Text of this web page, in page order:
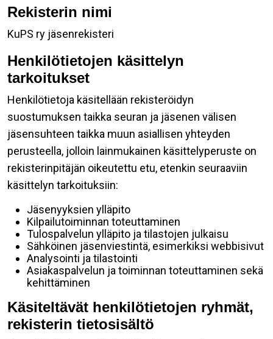
Rekisterin nimi
KuPS ry jäsenrekisteri
Henkilötietojen käsittelyn
tarkoitukset
Henkilötietoja käsitellään rekisteröidyn
suostumuksen taikka seuran ja jäsenen välisen
jäsensuhteen taikka muun asiallisen yhteyden
perusteella, jolloin lainmukainen käsittelyperuste on
rekisterinpitäjän oikeutettu etu, etenkin seuraaviin
käsittelyn tarkoituksiin:
Jäsenyyksien ylläpito
Kilpailutoiminnan toteuttaminen
Tulospalvelun ylläpito ja tilastojen julkaisu
Sähköinen jäsenviestintä, esimerkiksi webbisivut
Analysointi ja tilastointi
Asiakaspalvelun ja toiminnan toteuttaminen sekä
kehittäminen
Käsiteltävät henkilötietojen ryhmät,
rekisterin tietosisältö